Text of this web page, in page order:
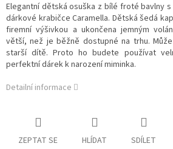
Elegantní dětská osuška z bílé froté bavlny
dárkové krabičce Caramella. Dětská šedá
firemní výšivkou a ukončena jemným
větší, než je běžně dostupné na trhu.
starší dítě. Proto ho budete používat
perfektní dárek k narození miminka.
Detailní informace
ZEPTAT SE HLÍDAT SDÍLET